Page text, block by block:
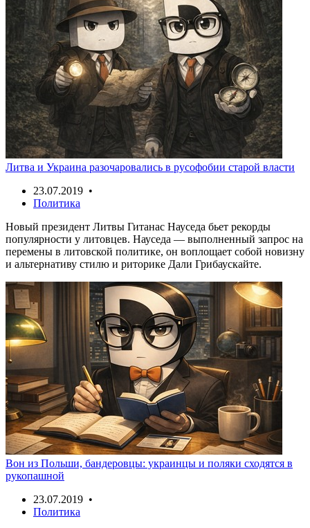
Литва и Украина разочаровались в русофобии старой власти
23.07.2019 •
Политика
Новый президент Литвы Гитанас Науседа бьет рекорды
популярности у литовцев. Науседа — выполненный запрос на
перемены в литовской политике, он воплощает собой новизну
и альтернативу стилю и риторике Дали Грибаускайте.
Вон из Польши, бандеровцы: украинцы и поляки сходятся в
рукопашной
23.07.2019 •
Политика